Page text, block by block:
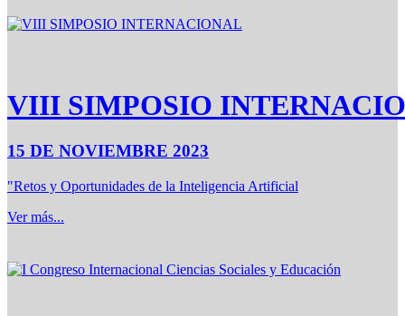
VIII SIMPOSIO
15 DE NOVIEMBRE 2023
"Retos y Oportunidades de la Inteligencia Artificial
Ver más...